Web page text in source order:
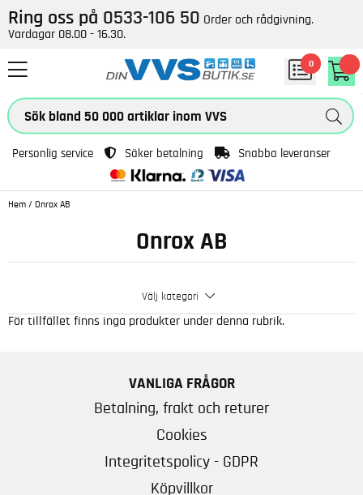
Ring oss på 0533-106 50 Order och rådgivning.
Vardagar 08.00 - 16.30.
0
Personlig service Säker betalning Snabba leveranser
Hem / Onrox AB
Onrox AB
Välj kategori
För tillfället finns inga produkter under denna rubrik.
VANLIGA FRÅGOR
Betalning, frakt och returer
Cookies
Integritetspolicy - GDPR
Köpvillkor